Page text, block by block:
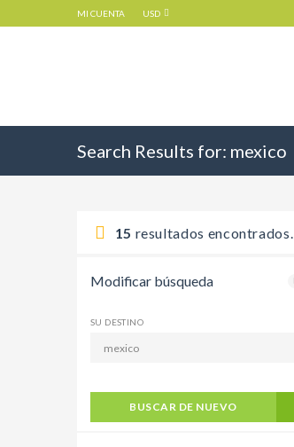
MI CUENTA USD
Search Results for: mexico
15 resultados encontrados.
Modificar búsqueda
SU DESTINO
BUSCAR DE NUEVO